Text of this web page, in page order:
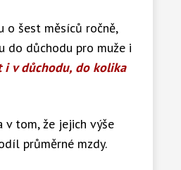
o šest měsíců ročně,
do důchodu pro muže i
i v důchodu, do kolika
v tom, že jejich výše
průměrné mzdy.